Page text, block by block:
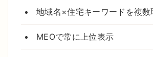
地域名×住宅キーワードを複数
MEOで常に上位表示